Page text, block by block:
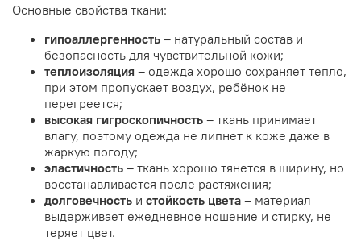
Основные свойства ткани:
гипоаллергенность – натуральный состав и
безопасность для чувствительной кожи;
теплоизоляция – одежда хорошо сохраняет тепло,
при этом пропускает воздух, ребёнок не
перегреется;
высокая гигроскопичность – ткань принимает
влагу, поэтому одежда не липнет к коже даже в
жаркую погоду;
эластичность – ткань хорошо тянется в ширину, но
восстанавливается после растяжения;
долговечность и стойкость цвета – материал
выдерживает ежедневное ношение и стирку, не
теряет цвет.